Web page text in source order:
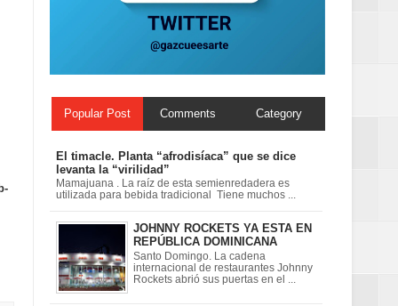
Popular Post Comments Category
El timacle. Planta “afrodisíaca” que se dice
levanta la “virilidad”
Mamajuana . La raíz de esta semienredadera es
utilizada para bebida tradicional Tiene muchos ...
JOHNNY ROCKETS YA ESTA EN
REPÚBLICA DOMINICANA
Santo Domingo. La cadena
internacional de restaurantes Johnny
Rockets abrió sus puertas en el ...